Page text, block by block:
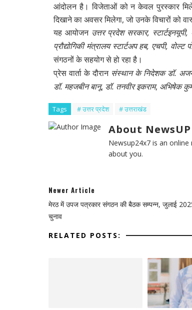
आंदोलन है। विजेताओं को न केवल पुरस्कार
दिखाने का अवसर मिलेगा, जो उनके विचारों को
यह आयोजन उत्तर प्रदेश सरकार,
प्रौद्योगिकी मंत्रालय स्टार्टअप हब, एचपी,
संगठनों के सहयोग से हो रहा है।
प्रेस वार्ता के दौरान संस्थान के निदेशक डॉ.
डॉ. महजबीन बानू, डॉ. तनवीर इकराम, अभिषेक
Tags # उत्तर प्रदेश # उत्तराखंड
About NewsUP
Newsup24x7 is an
about you.
Newer Article
मेरठ में उपज पत्रकार संगठन की बैठक सम्पन्न, जुलाई
चुनाव
RELATED POSTS: